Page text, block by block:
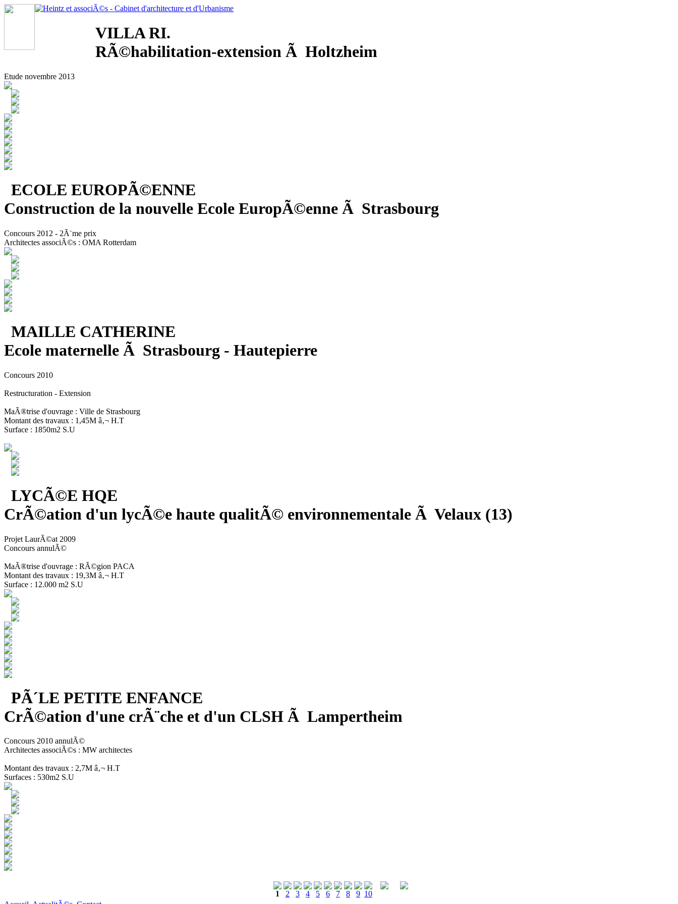
VILLA RI.
RÃ©habilitation-extension Ã Holtzheim
Etude novembre 2013
ECOLE EUROPÃ©ENNE
Construction de la nouvelle Ecole EuropÃ©enne Ã Strasbourg
Concours 2012 - 2Ã¨me prix
Architectes associÃ©s : OMA Rotterdam
MAILLE CATHERINE
Ecole maternelle Ã Strasbourg - Hautepierre
Concours 2010
Restructuration - Extension
MaÃ®trise d'ouvrage : Ville de Strasbourg
Montant des travaux : 1,45M â‚¬ H.T
Surface : 1850m2 S.U
LYCÃ©E HQE
CrÃ©ation d'un lycÃ©e haute qualitÃ© environnementale Ã Velaux (13)
Projet LaurÃ©at 2009
Concours annulÃ©
MaÃ®trise d'ouvrage : RÃ©gion PACA
Montant des travaux : 19,3M â‚¬ H.T
Surface : 12.000 m2 S.U
PÃ´LE PETITE ENFANCE
CrÃ©ation d'une crÃ¨che et d'un CLSH Ã Lampertheim
Concours 2010 annulÃ©
Architectes associÃ©s : MW architectes
Montant des travaux : 2,7M â‚¬ H.T
Surfaces : 530m2 S.U
1 2 3 4 5 6 7 8 9 10